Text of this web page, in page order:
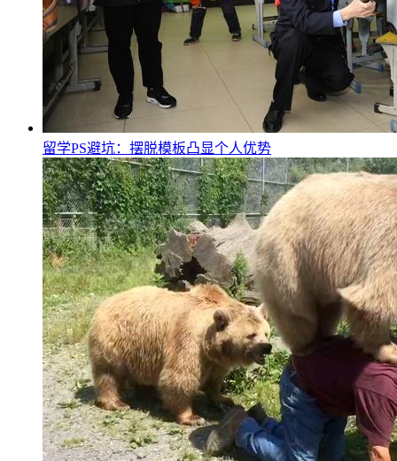
留学PS避坑：摆脱模板凸显个人优势